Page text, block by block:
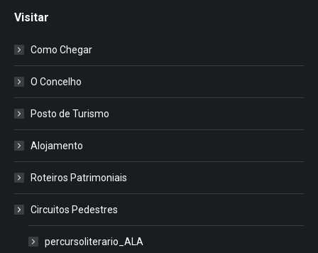
Visitar
Como Chegar
O Concelho
Posto de Turismo
Alojamento
Roteiros Patrimoniais
Circuitos Pedestres
percursoliterario_ALA